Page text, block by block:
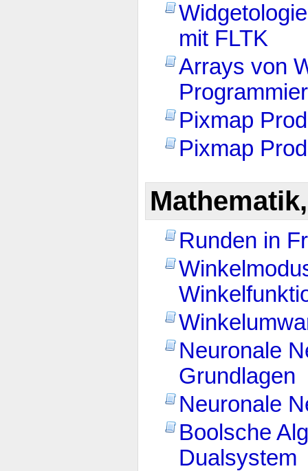
mit FLTK
Arrays von
Pixmap
Pixmap
Runden in
Neuronale
Grundlagen
Neuronale
Boolsche
Dualsystem